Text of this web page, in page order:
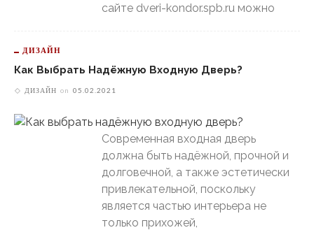
сайте dveri-kondor.spb.ru можно
ДИЗАЙН
Как Выбрать Надёжную Входную Дверь?
ДИЗАЙН on 05.02.2021
Современная входная дверь
должна быть надёжной, прочной и
долговечной, а также эстетически
привлекательной, поскольку
является частью интерьера не
только прихожей,